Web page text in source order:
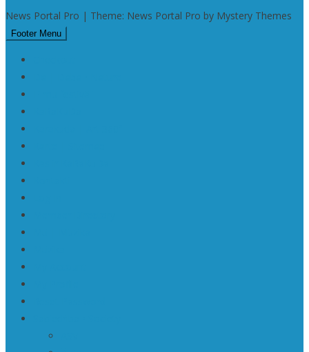
News Portal Pro | Theme: News Portal Pro by Mystery Themes
Footer Menu